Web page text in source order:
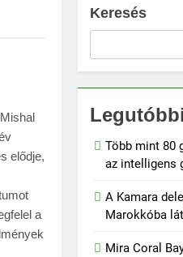
elődje,
a
Keresés
Több mint 80
az intelligens
A Kamara
Marokkóba
Mira Coral